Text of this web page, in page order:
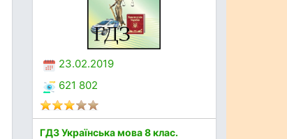
23.02.2019
621 802
ГДЗ Українська мова 8 клас.